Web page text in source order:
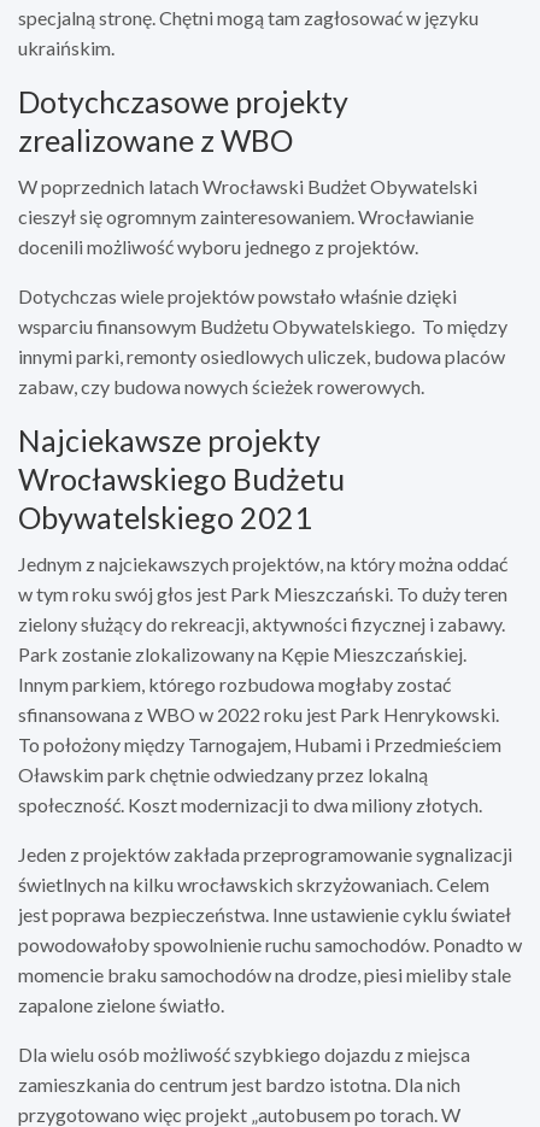
specjalną stronę. Chętni mogą tam zagłosować w języku
ukraińskim.
Dotychczasowe projekty
zrealizowane z WBO
W poprzednich latach Wrocławski Budżet Obywatelski
cieszył się ogromnym zainteresowaniem. Wrocławianie
docenili możliwość wyboru jednego z projektów.
Dotychczas wiele projektów powstało właśnie dzięki
wsparciu finansowym Budżetu Obywatelskiego. To między
innymi parki, remonty osiedlowych uliczek, budowa placów
zabaw, czy budowa nowych ścieżek rowerowych.
Najciekawsze projekty
Wrocławskiego Budżetu
Obywatelskiego 2021
Jednym z najciekawszych projektów, na który można oddać
w tym roku swój głos jest Park Mieszczański. To duży teren
zielony służący do rekreacji, aktywności fizycznej i zabawy.
Park zostanie zlokalizowany na Kępie Mieszczańskiej.
Innym parkiem, którego rozbudowa mogłaby zostać
sfinansowana z WBO w 2022 roku jest Park Henrykowski.
To położony między Tarnogajem, Hubami i Przedmieściem
Oławskim park chętnie odwiedzany przez lokalną
społeczność. Koszt modernizacji to dwa miliony złotych.
Jeden z projektów zakłada przeprogramowanie sygnalizacji
świetlnych na kilku wrocławskich skrzyżowaniach. Celem
jest poprawa bezpieczeństwa. Inne ustawienie cyklu świateł
powodowałoby spowolnienie ruchu samochodów. Ponadto w
momencie braku samochodów na drodze, piesi mieliby stale
zapalone zielone światło.
Dla wielu osób możliwość szybkiego dojazdu z miejsca
zamieszkania do centrum jest bardzo istotna. Dla nich
przygotowano więc projekt „autobusem po torach. W